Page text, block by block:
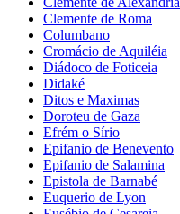
Clemente de Roma
Columbano
Cromácio de Aquiléia
Diádoco de Foticeia
Didaké
Ditos e Maximas
Doroteu de Gaza
Efrém o Sírio
Epifanio de Benevento
Epifanio de Salamina
Epistola de Barnabé
Euquerio de Lyon